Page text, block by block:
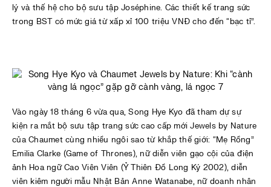
lý và thế hệ cho bộ sưu tập Joséphine. Các thiết kế trang sức
trong BST có mức giá từ xấp xỉ 100 triệu VNĐ cho đến “bạc tỉ”.
Vào ngày 18 tháng 6 vừa qua, Song Hye Kyo đã tham dự sự
kiện ra mắt bộ sưu tập trang sức cao cấp mới Jewels by Nature
của Chaumet cùng nhiều ngôi sao từ khắp thế giới: “Mẹ Rồng”
Emilia Clarke (Game of Thrones), nữ diễn viên gạo cội của điện
ảnh Hoa ngữ Cao Viên Viên (Ỷ Thiên Đồ Long Ký 2002), diễn
viên kiêm người mẫu Nhật Bản Anne Watanabe, nữ doanh nhân